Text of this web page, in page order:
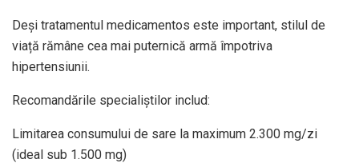
Deși tratamentul medicamentos este important, stilul de
viață rămâne cea mai puternică armă împotriva
hipertensiunii.
Recomandările specialiștilor includ:
Limitarea consumului de sare la maximum 2.300 mg/zi
(ideal sub 1.500 mg)